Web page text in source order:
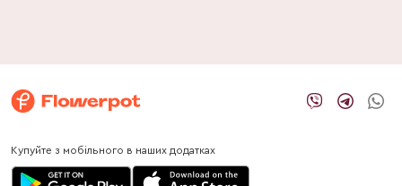
Купуйте з мобільного в наших додатках